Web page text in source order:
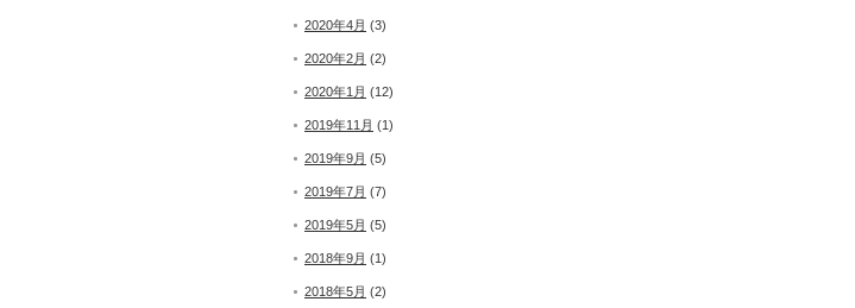
2020年4月 (3)
2020年2月 (2)
2020年1月 (12)
2019年11月 (1)
2019年9月 (5)
2019年7月 (7)
2019年5月 (5)
2018年9月 (1)
2018年5月 (2)